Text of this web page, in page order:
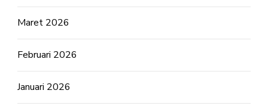
Maret 2026
Februari 2026
Januari 2026